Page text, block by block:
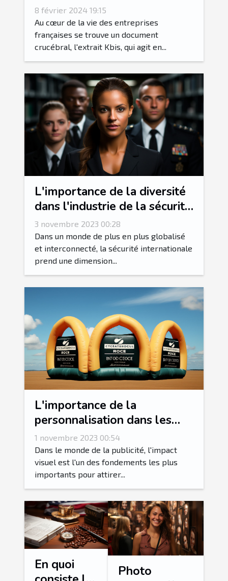
8 février 2024 19:15
Au cœur de la vie des entreprises
françaises se trouve un document
crucébral, l'extrait Kbis, qui agit en...
L'importance de la diversité
dans l'industrie de la sécurité
internationale
3 novembre 2023 00:28
Dans un monde de plus en plus globalisé
et interconnecté, la sécurité internationale
prend une dimension...
L'importance de la
personnalisation dans les
arches gonflables
publicitaires
1 novembre 2023 00:54
Dans le monde de la publicité, l'impact
visuel est l'un des fondements les plus
importants pour attirer...
En quoi
Photo